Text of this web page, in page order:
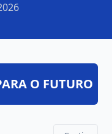
O FUTURO